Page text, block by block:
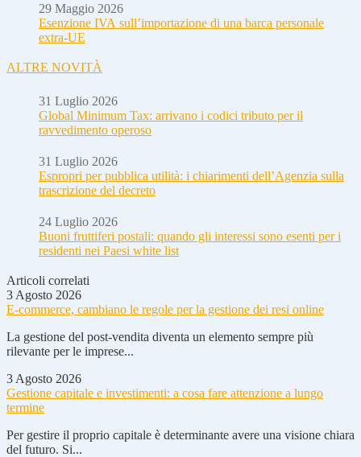
29 Maggio 2026
Esenzione IVA sull’importazione di una barca personale
extra-UE
ALTRE NOVITÀ
31 Luglio 2026
Global Minimum Tax: arrivano i codici tributo per il
ravvedimento operoso
31 Luglio 2026
Espropri per pubblica utilità: i chiarimenti dell’Agenzia sulla
trascrizione del decreto
24 Luglio 2026
Buoni fruttiferi postali: quando gli interessi sono esenti per i
residenti nei Paesi white list
Articoli correlati
3 Agosto 2026
E-commerce, cambiano le regole per la gestione dei resi online
La gestione del post-vendita diventa un elemento sempre più
rilevante per le imprese...
3 Agosto 2026
Gestione capitale e investimenti: a cosa fare attenzione a lungo
termine
Per gestire il proprio capitale è determinante avere una visione chiara
del futuro. Si...